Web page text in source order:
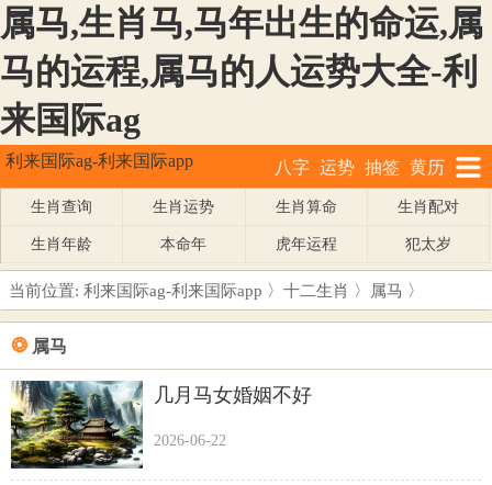
属马,生肖马,马年出生的命运,属
马的运程,属马的人运势大全-利
来国际ag
利来国际ag-利来国际app 八字 运势 抽签 黄历
生肖查询 生肖运势 生肖算命 生肖配对
生肖年龄 本命年 虎年运程 犯太岁
当前位置: 利来国际ag-利来国际app 〉 十二生肖 〉 属马 〉
❂ 属马
几月马女婚姻不好
2026-06-22